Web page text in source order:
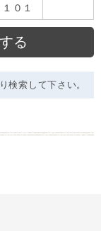
１０１
検索して下さい。